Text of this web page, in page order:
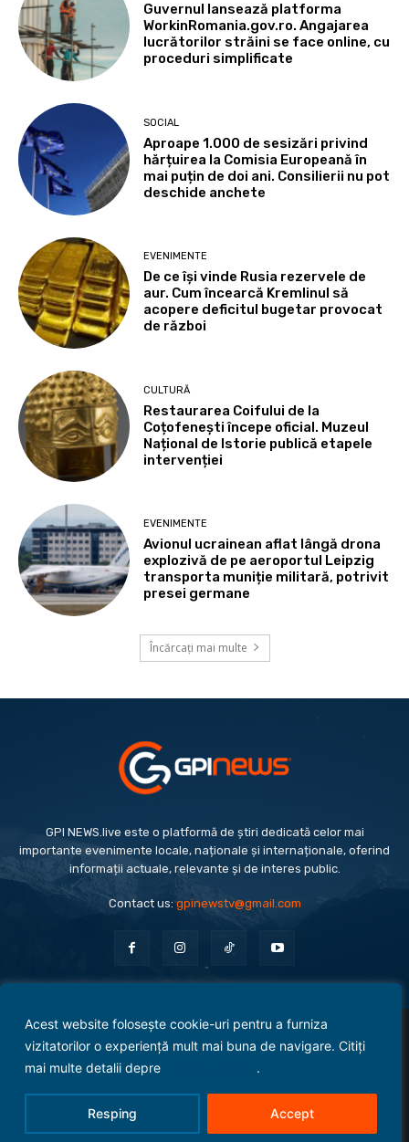
Acest website folosește cookie-uri pentru a furniza
vizitatorilor o experiență mult mai buna de navigare. Citiți
mai multe detalii depre
.
Resping Accept
Guvernul lansează platforma
WorkinRomania.gov.ro. Angajarea
lucrătorilor străini se face online, cu
proceduri simplificate
SOCIAL
Aproape 1.000 de sesizări privind
hărțuirea la Comisia Europeană în
mai puțin de doi ani. Consilierii nu pot
deschide anchete
EVENIMENTE
De ce își vinde Rusia rezervele de
aur. Cum încearcă Kremlinul să
acopere deficitul bugetar provocat
de război
CULTURĂ
Restaurarea Coifului de la
Coțofenești începe oficial. Muzeul
Național de Istorie publică etapele
intervenției
EVENIMENTE
Avionul ucrainean aflat lângă drona
explozivă de pe aeroportul Leipzig
transporta muniție militară, potrivit
presei germane
Încărcați mai multe
GPI NEWS.live este o platformă de știri dedicată celor mai
importante evenimente locale, naționale și internaționale, oferind
informații actuale, relevante și de interes public.
Contact us:gpinewstv@gmail.com
Evenimente Politică Economie Social
Sport
Cultură
Antreprenoriat
Administrație Publică
© 2025 Copyright - GPI NEWS